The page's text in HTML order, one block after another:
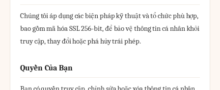
Chúng tôi áp dụng các biện pháp kỹ thuật và tổ chức phù hợp,
bao gồm mã hóa SSL 256-bit, để bảo vệ thông tin cá nhân khỏi
truy cập, thay đổi hoặc phá hủy trái phép.
Quyền Của Bạn